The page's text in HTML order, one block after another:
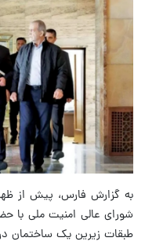
شورای عالی امنیت ملی با
طبقات زیرین یک ساختمان